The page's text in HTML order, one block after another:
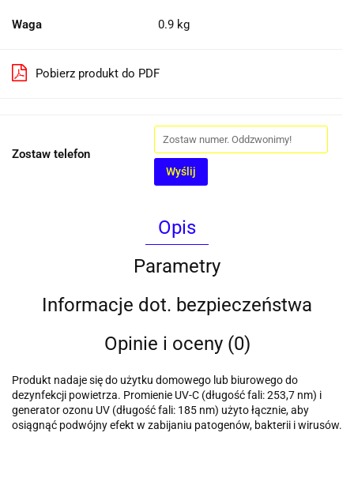
Waga 0.9 kg
Pobierz produkt do PDF
Zostaw telefon
Wyślij
Opis
Parametry
Informacje dot. bezpieczeństwa
Opinie i oceny (0)
Produkt nadaje się do użytku domowego lub biurowego do
dezynfekcji powietrza. Promienie UV-C (długość fali: 253,7 nm) i
generator ozonu UV (długość fali: 185 nm) użyto łącznie, aby
osiągnąć podwójny efekt w zabijaniu patogenów, bakterii i wirusów.